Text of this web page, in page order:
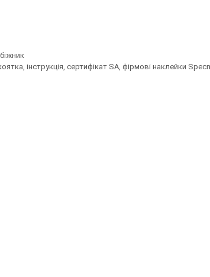
інструкція, сертифікат SA, фірмові наклейки